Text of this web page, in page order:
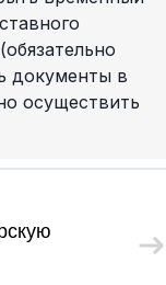
документы в
осуществить